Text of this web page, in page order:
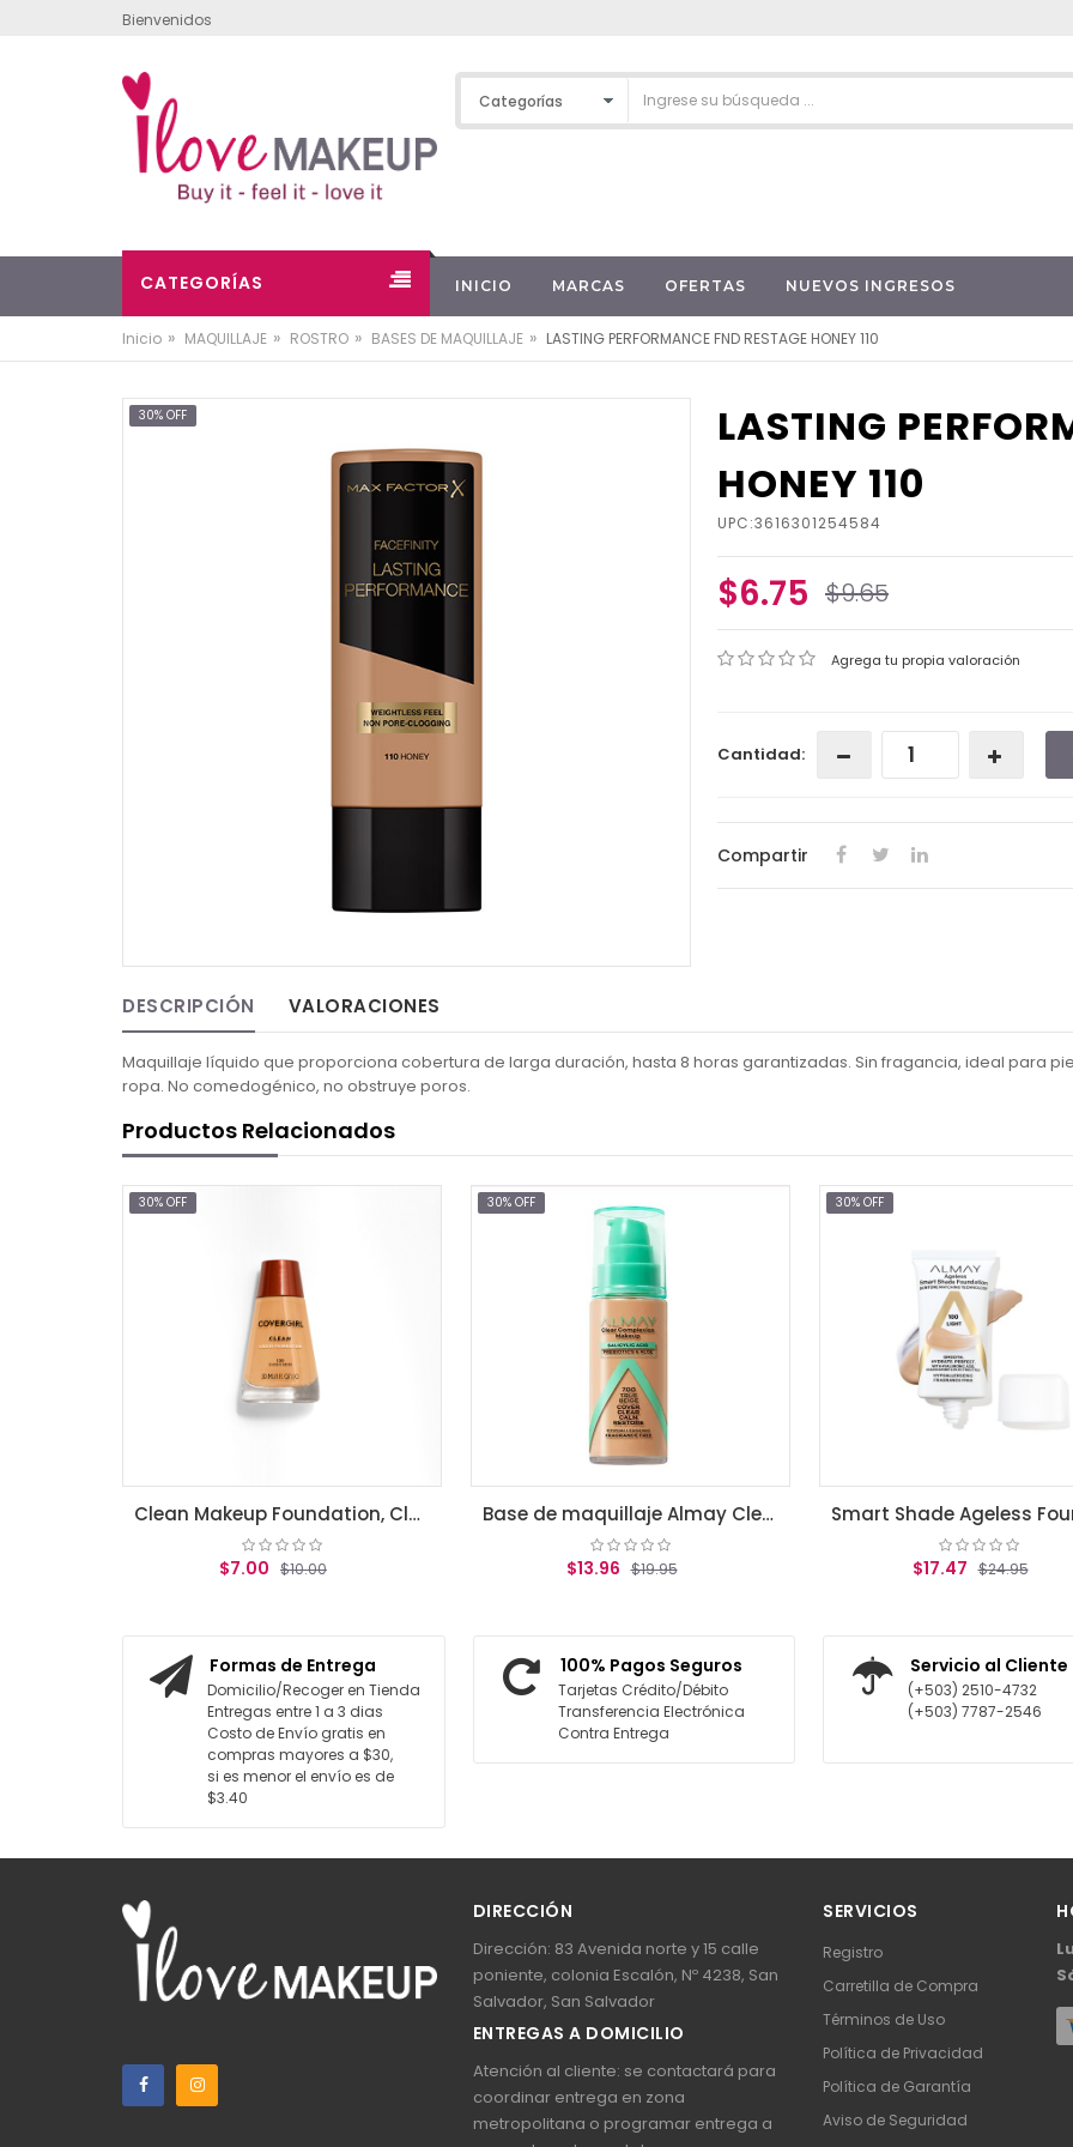
Bienvenidos
CATEGORÍAS INICIO MARCAS OFERTAS NUEVOS INGRESOS
Inicio » MAQUILLAJE » ROSTRO » BASES DE MAQUILLAJE » LASTING PERFORMANCE FND RESTAGE HONEY 110
30% OFF
LASTING
HONEY 110
UPC:3616301254584
$6.75 $9.65
Agrega tu propia valoración
Cantidad:
Compartir
DESCRIPCIÓN VALORACIONES
Maquillaje líquido que proporciona cobertura de larga duración, hasta 8 horas garantizadas. Sin fragancia, ideal para
ropa. No comedogénico, no obstruye poros.
Productos Relacionados
Clean Makeup Foundation, Classic Beige Base de maquillaje Almay Clear Complexion True beige
$19.95
Smart Shade Ageless Foundation Light
$24.95
Formas de Entrega
Domicilio/Recoger en Tienda
Entregas entre 1 a 3 dias
Costo de Envío gratis en
compras mayores a $30,
si es menor el envío es de
$3.40
100% Pagos Seguros
Tarjetas Crédito/Débito
Transferencia Electrónica
Contra Entrega
Servicio al Cliente
(+503) 2510-4732
(+503) 7787-2546
DIRECCIÓN
Dirección: 83 Avenida norte y 15 calle
poniente, colonia Escalón, Nº 4238, San
Salvador, San Salvador
ENTREGAS A DOMICILIO
Atención al cliente: se contactará para
coordinar entrega en zona
metropolitana o programar entrega a
SERVICIOS
Registro
Carretilla de Compra
Términos de Uso
Política de Privacidad
Política de Garantía
Aviso de Seguridad